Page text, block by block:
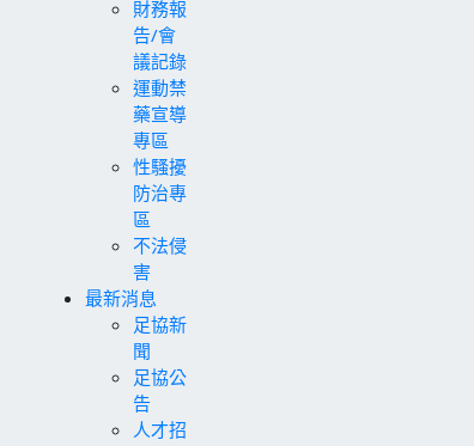
財務報
告/會
議記錄
運動禁
藥宣導
專區
性騷擾
防治專
區
不法侵
害
最新消息
足協新
聞
足協公
告
人才招